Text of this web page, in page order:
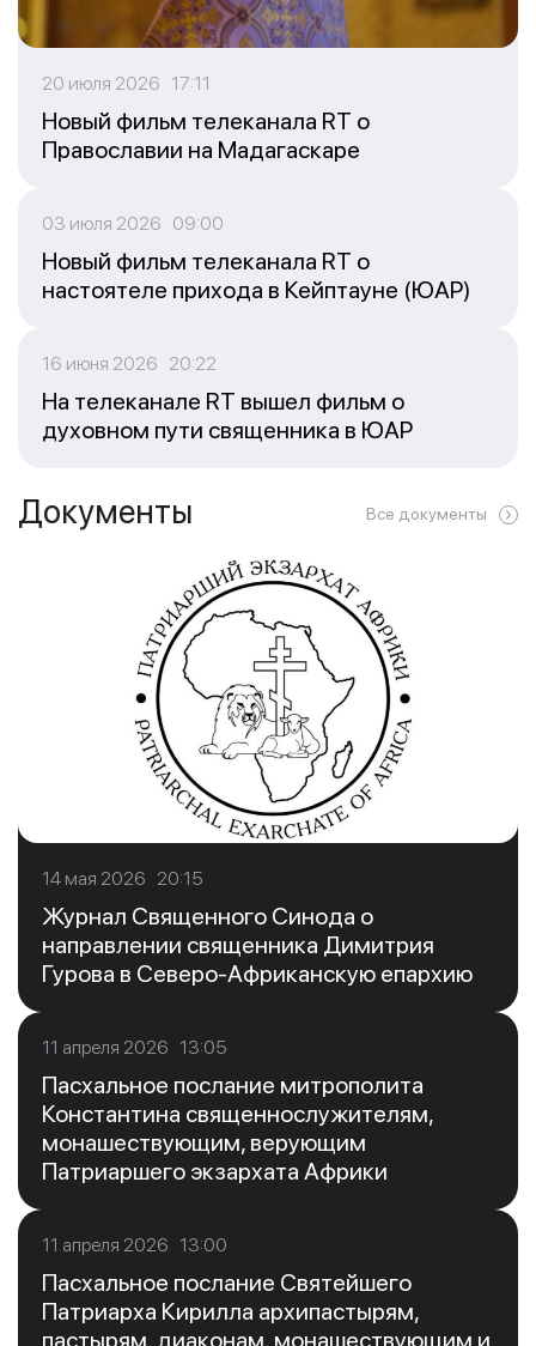
20 июля 2026 17:11
Новый фильм телеканала RT о
Православии на Мадагаскаре
03 июля 2026 09:00
Новый фильм телеканала RT о
настоятеле прихода в Кейптауне (ЮАР)
16 июня 2026 20:22
На телеканале RT вышел фильм о
духовном пути священника в ЮАР
Документы Все документы
14 мая 2026 20:15
Журнал Священного Синода о
направлении священника Димитрия
Гурова в Северо-Африканскую епархию
11 апреля 2026 13:05
Пасхальное послание митрополита
Константина священнослужителям,
монашествующим, верующим
Патриаршего экзархата Африки
11 апреля 2026 13:00
Пасхальное послание Святейшего
Патриарха Кирилла архипастырям,
пастырям, диаконам, монашествующим и